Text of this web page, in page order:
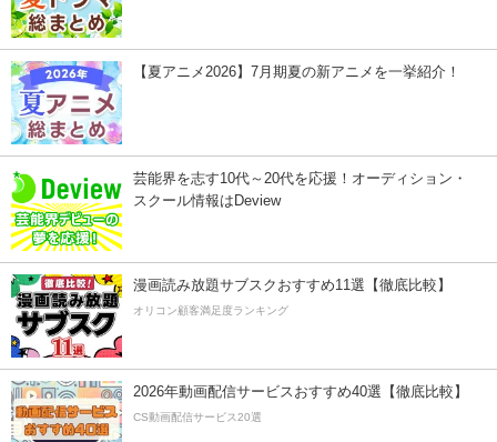
【夏アニメ2026】7月期夏の新アニメを一挙紹介！
芸能界を志す10代～20代を応援！オーディション・
スクール情報はDeview
漫画読み放題サブスクおすすめ11選【徹底比較】
オリコン顧客満足度ランキング
2026年動画配信サービスおすすめ40選【徹底比較】
CS動画配信サービス20選